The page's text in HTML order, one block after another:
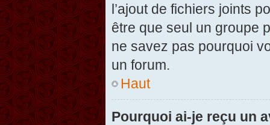
l’ajout de fichiers joints
être que seul un groupe
ne savez pas pourquoi
un forum.
Haut
Pourquoi ai-je reçu un